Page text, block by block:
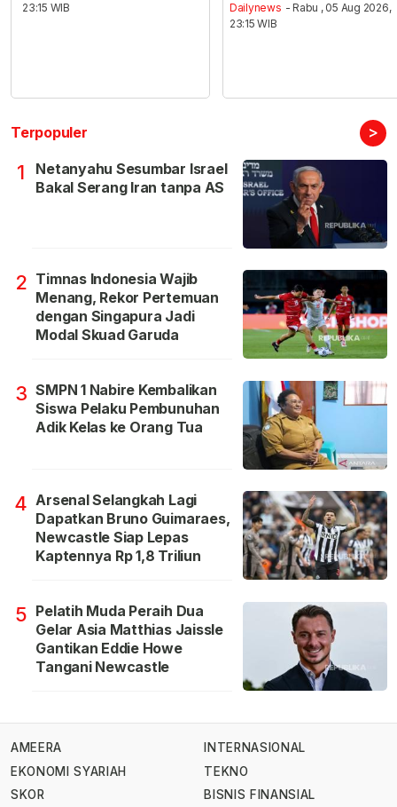
23:15 WIB
Dailynews - Rabu , 05 Aug 2026,
23:15 WIB
Terpopuler >
1
Netanyahu Sesumbar Israel
Bakal Serang Iran tanpa AS
2 Timnas Indonesia Wajib
Menang, Rekor Pertemuan
dengan Singapura Jadi
Modal Skuad Garuda
3 SMPN 1 Nabire Kembalikan
Siswa Pelaku Pembunuhan
Adik Kelas ke Orang Tua
4 Arsenal Selangkah Lagi
Dapatkan Bruno Guimaraes,
Newcastle Siap Lepas
Kaptennya Rp 1,8 Triliun
5 Pelatih Muda Peraih Dua
Gelar Asia Matthias Jaissle
Gantikan Eddie Howe
Tangani Newcastle
AMEERA
EKONOMI SYARIAH
SKOR
INTERNASIONAL
TEKNO
BISNIS FINANSIAL